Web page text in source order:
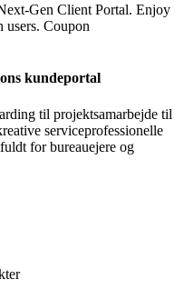
kundeportal
til projektsamarbejde til
serviceprofessionelle
for bureauejere og